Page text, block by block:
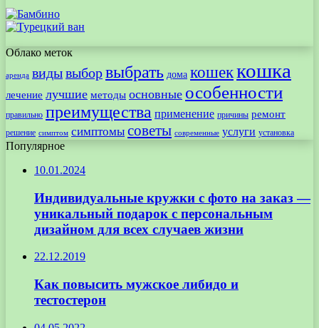
Облако меток
аренда видывыборвыбрать дома кошеккошка
лечение лучшие методы основные особенности
правильно преимущества применение причины ремонт
решение симптом симптомы советы современные услуги установка
Популярное
10.01.2024
Индивидуальные кружки с фото на заказ —
уникальный подарок с персональным
дизайном для всех случаев жизни
22.12.2019
Как повысить мужское либидо и
тестостерон